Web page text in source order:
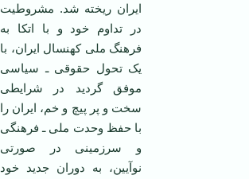
ایران ریخته شد. مشروطیت
در تداوم خود و با اتکا به
فرهنگ ملی کهنسال ایران، با
یک تحول حقوقی ـ سیاسی
موفق گردید در شرایطی
سخت و پر پیچ و خم، ایران را
با حفظ وحدت ملی ـ فرهنگی
و سرزمینی در صورتی
نوآیین، به دوران جدید خود